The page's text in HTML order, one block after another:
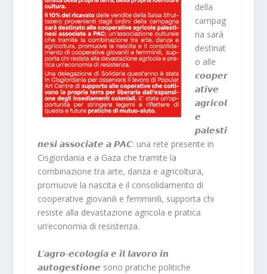
della
campag
na sarà
destinat
o alle
𝙘𝙤𝙤𝙥𝙚𝙧
𝙖𝙩𝙞𝙫𝙚
𝙖𝙜𝙧𝙞𝙘𝙤𝙡
𝙚
𝙥𝙖𝙡𝙚𝙨𝙩𝙞
𝙣𝙚𝙨𝙞 𝙖𝙨𝙨𝙤𝙘𝙞𝙖𝙩𝙚 𝙖 𝙋𝘼𝘾: una rete presente in
Cisgiordania e a Gaza che tramite la
combinazione tra arte, danza e agricoltura,
promuove la nascita e il consolidamento di
cooperative giovanili e femminili, supporta chi
resiste alla devastazione agricola e pratica
un’economia di resistenza.
𝙇’𝙖𝙜𝙧𝙤-𝙚𝙘𝙤𝙡𝙤𝙜𝙞𝙖 𝙚 𝙞𝙡 𝙡𝙖𝙫𝙤𝙧𝙤 𝙞𝙣
𝙖𝙪𝙩𝙤𝙜𝙚𝙨𝙩𝙞𝙤𝙣𝙚 sono pratiche politiche